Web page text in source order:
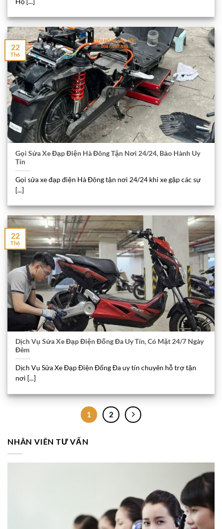
Gọi Sửa Xe Đạp Điện Hà Đông Tận Nơi 24/24, Bảo Hành Uy
Tín
Gọi sửa xe đạp điện Hà Đông tận nơi 24/24 khi xe gặp các sự
[...]
22
Th6
Dịch Vụ Sửa Xe Đạp Điện Đống Đa Uy Tín, Có Mặt 24/7 Ngày
Đêm
Dịch Vụ Sửa Xe Đạp Điện Đống Đa uy tín chuyên hỗ trợ tận
nơi [...]
22
Th6
1 2
NHÂN VIÊN TƯ VẤN